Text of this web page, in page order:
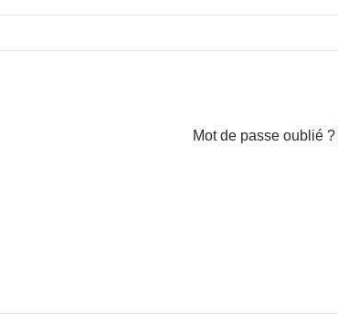
Mot de passe oublié ?